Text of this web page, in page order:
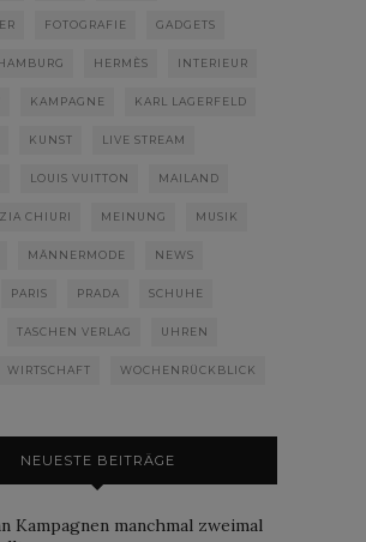
FOTOGRAFIE GADGETS
HERMÈS INTERIEUR
KAMPAGNE KARL LAGERFELD
KUNST LIVE STREAM
LOUIS VUITTON MAILAND
CHIURI MEINUNG MUSIK
MÄNNERMODE NEWS
PARIS PRADA SCHUHE
TASCHEN VERLAG UHREN
WIRTSCHAFT WOCHENRÜCKBLICK
NEUESTE BEITRÄGE
Kampagnen manchmal zweimal